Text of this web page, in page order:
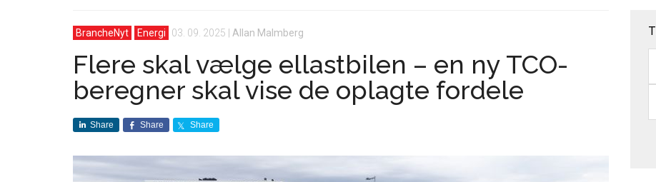
BrancheNyt Energi 03. 09. 2025 Allan Malmberg
Flere skal vælge ellastbilen – en ny TCO-
beregner skal vise de oplagte fordele
Share Share Share